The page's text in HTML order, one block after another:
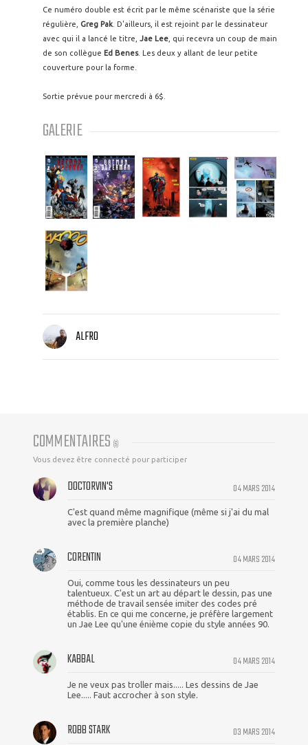
Ce numéro double est écrit par le même scénariste que la série
régulière, Greg Pak . D'ailleurs, il est rejoint par le dessinateur
avec qui il a lancé le titre, Jae Lee , qui recevra un coup de main
de son collègue Ed Benes. Les deux y allant de leur petite
couverture pour la forme.
Sortie prévue pour mercredi à 6$.
GALERIE
ALFRO
COMMENTAIRES (6)
Vous devez être connecté pour participer
04 MARS 2014
DOCTORVIN'S
C'est quand même magnifique (même si j'ai du mal
avec la première planche)
04 MARS 2014
CORENTIN
Oui, comme tous les dessinateurs un peu
talentueux. C'est un art au départ le dessin, pas une
méthode de travail sensée imiter des codes pré
établis. En ce qui me concerne, je préfère largement
un Jae Lee qu'une énième copie du style années 90.
04 MARS 2014
KABBAL
Je ne veux pas troller mais..... Les dessins de Jae
Lee..... Faut accrocher à son style.
03 MARS 2014
ROBB STARK